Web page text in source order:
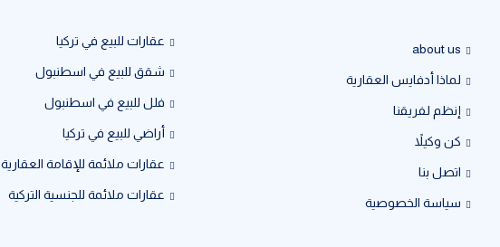
about us
لماذا أدفايس العقارية
إنظم لفريقنا
كن وكيلاً
اتصل بنا
سياسة الخصوصية
عقارات للبيع في تركيا
شقق للبيع في اسطنبول
فلل للبيع في اسطنبول
أراضي للبيع في تركيا
عقارات ملائمة للإقامة العقارية
عقارات ملائمة للجنسية التركية